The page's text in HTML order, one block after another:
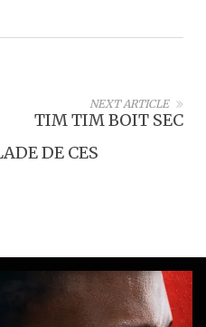
NEXT ARTICLE
TIM TIM BOIT SEC
DE CES